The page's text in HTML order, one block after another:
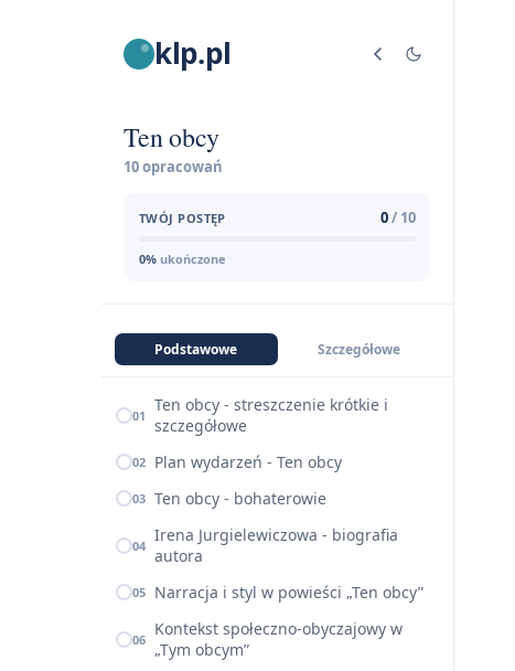
klp.pl
Ten obcy
10 opracowań
TWÓJ POSTĘP 0/ 10
0% ukończone
Podstawowe Szczegółowe
01 Ten obcy - streszczenie krótkie i
szczegółowe
02 Plan wydarzeń - Ten obcy
03 Ten obcy - bohaterowie
04 Irena Jurgielewiczowa - biografia
autora
05 Narracja i styl w powieści „Ten obcy”
06 Kontekst społeczno-obyczajowy w
„Tym obcym”